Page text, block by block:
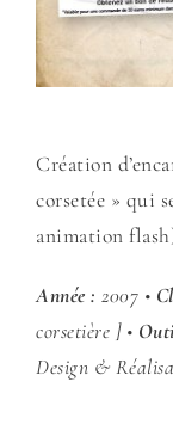
Création
corsetée » qui
animation
Année : 2007 •
corsetière ] •
Design &